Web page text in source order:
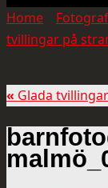
Home
tvillingar på
« Glada